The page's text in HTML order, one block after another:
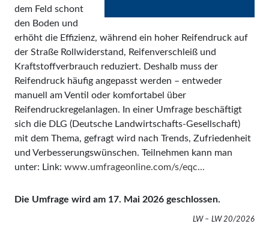
dem Feld schont
den Boden und
erhöht die Effizienz, während ein hoher Reifendruck auf
der Straße Rollwiderstand, Reifenverschleiß und
Kraftstoffverbrauch reduziert. Deshalb muss der
Reifendruck häufig angepasst werden – entweder
manuell am Ventil oder komfortabel über
Reifendruckregelanlagen. In einer Umfrage beschäftigt
sich die DLG (Deutsche Landwirtschafts-Gesellschaft)
mit dem Thema, gefragt wird nach Trends, Zufriedenheit
und Verbesserungswünschen. Teilnehmen kann man
unter: Link: www.umfrageonline.com/s/eqc...
Die Umfrage wird am 17. Mai 2026 geschlossen.
LW – LW 20/2026